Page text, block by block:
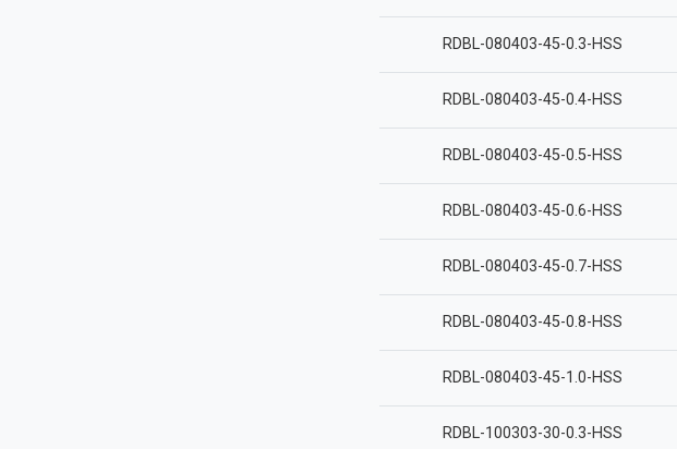
RDBL-080403-45-0.3-HSS
RDBL-080403-45-0.4-HSS
RDBL-080403-45-0.5-HSS
RDBL-080403-45-0.6-HSS
RDBL-080403-45-0.7-HSS
RDBL-080403-45-0.8-HSS
RDBL-080403-45-1.0-HSS
RDBL-100303-30-0.3-HSS